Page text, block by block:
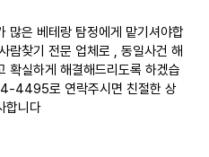
많은 베테랑 탐정에게 맡기셔야합
람찾기 전문 업체로 , 동일사건 해
확실하게 해결해드리도록 하겠습
4495로 연락주시면 친절한 상
합니다